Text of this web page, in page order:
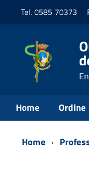
Tel. 0585 70373
Home Ordine
Home